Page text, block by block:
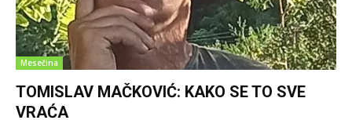
Mesečina
TOMISLAV MAČKOVIĆ: KAKO SE TO SVE
VRAĆA